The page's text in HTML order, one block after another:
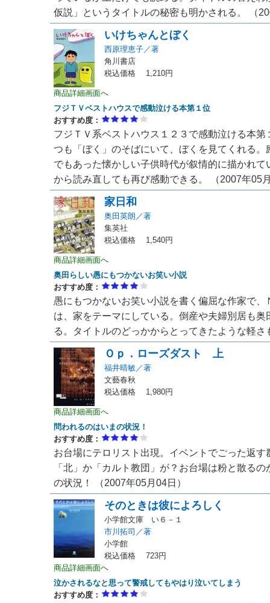
仮説」というタイトルの秘密も明かされる。 （
いけちゃんとぼく
西原理恵子／著
角川書店
税込価格 1,210円
商品詳細画面へ
フジＴＶベストハウスで感動泣ける本第１位
おすすめ度：
フジＴＶ系ベストハウス１２３で感動泣ける本
つも「ぼく」のそばにいて、ぼくを見てくれる
でもあった懐かしい子供時代が叙情的に描かれ
から読み直しても再び感動できる。 （2007年05
家日和
奥田英朗／著
集英社
税込価格 1,540円
商品詳細画面へ
奥田らしい愚にもつかないお笑い小説
おすすめ度：
愚にもつかないお笑い小説を書く偏屈な作家で
は、家をテーマにしている。倒産や夫婦別居も
る。タイトルのどっかからとってきたような軽
Ｏｐ．ローズダスト 上
福井晴敏／著
文藝春秋
税込価格 1,980円
商品詳細画面へ
問われるのはいまの状況！
おすすめ度：
お台場にテロリスト出現。イベントでごった返
「北」か「カルト教団」が？お台場は粉と散る
の状況！ （2007年05月04日）
そのときは彼によろしく
小学館文庫 い６－１
市川拓司／著
小学館
税込価格 723円
商品詳細画面へ
泣かされるなと思って警戒してもやはり泣いてしまう
おすすめ度：